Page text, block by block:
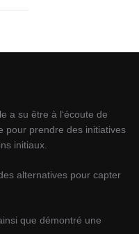
a su être à l‘écoute de
pour prendre des initiatives
initiaux.
alternatives pour capter
que démontré une